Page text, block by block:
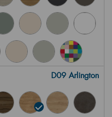
D09 Arlington